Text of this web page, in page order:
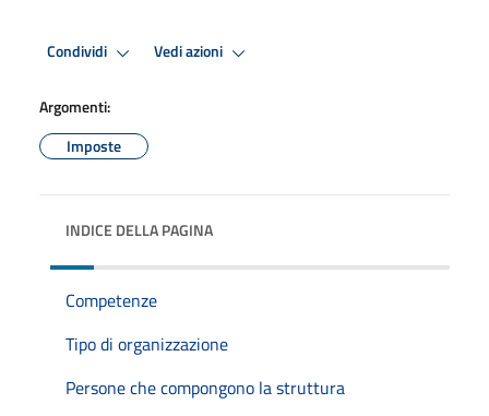
Condividi Vedi azioni
Argomenti:
Imposte
INDICE DELLA PAGINA
Competenze
Tipo di organizzazione
Persone che compongono la struttura